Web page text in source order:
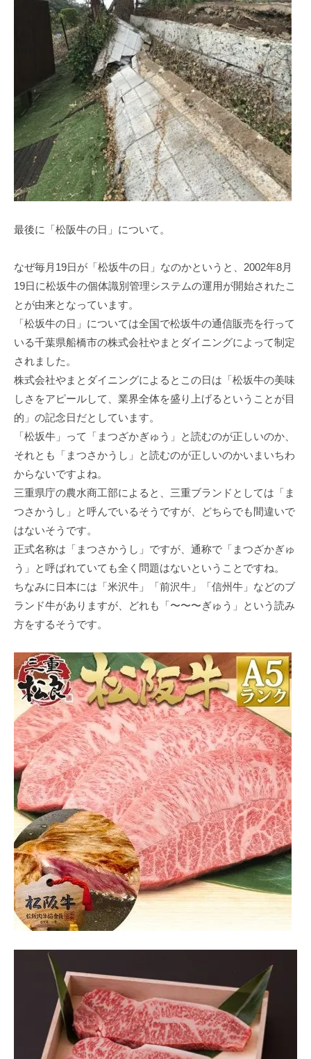
最後に「松阪牛の日」について。
なぜ毎⽉19⽇が「松坂⽜の⽇」なのかというと、2002年8⽉
19⽇に松坂⽜の個体識別管理システムの運⽤が開始されたこ
とが由来となっています。
「松坂⽜の⽇」については全国で松坂⽜の通信販売を⾏って
いる千葉県船橋市の株式会社やまとダイニングによって制定
されました。
株式会社やまとダイニングによるとこの⽇は「松坂⽜の美味
しさをアピールして、業界全体を盛り上げるということが⽬
的」の記念⽇だとしています。
「松坂⽜」って「まつざかぎゅう」と読むのが正しいのか、
それとも「まつさかうし」と読むのが正しいのかいまいちわ
からないですよね。
三重県庁の農⽔商⼯部によると、三重ブランドとしては「ま
つさかうし」と呼んでいるそうですが、どちらでも間違いで
はないそうです。
正式名称は「まつさかうし」ですが、通称で「まつざかぎゅ
う」と呼ばれていても全く問題はないということですね。
ちなみに⽇本には「⽶沢⽜」「前沢⽜」「信州⽜」などのブ
ランド⽜がありますが、どれも「〜〜〜ぎゅう」という読み
⽅をするそうです。